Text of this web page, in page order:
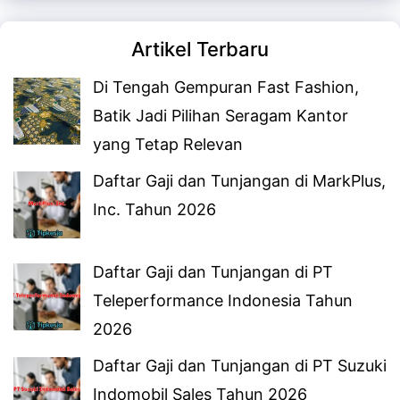
Artikel Terbaru
Di Tengah Gempuran Fast Fashion,
Batik Jadi Pilihan Seragam Kantor
yang Tetap Relevan
Daftar Gaji dan Tunjangan di MarkPlus,
Inc. Tahun 2026
Daftar Gaji dan Tunjangan di PT
Teleperformance Indonesia Tahun
2026
Daftar Gaji dan Tunjangan di PT Suzuki
Indomobil Sales Tahun 2026